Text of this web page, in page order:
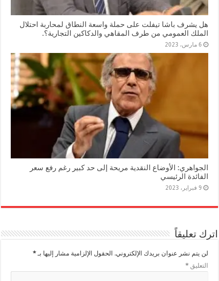
هل يشرف باشا تيفلت على حملة واسعة النطاق لمحاربة احتلال
الملك العمومي من طرف المقاهي والدكاكين التجارية؟.
6 مارس، 2023
الجواهري: الأوضاع النقدية مريحة إلى حد كبير رغم رفع سعر
الفائدة الرئيسي
9 فبراير، 2023
اترك تعليقاً
لن يتم نشر عنوان بريدك الإلكتروني. الحقول الإلزامية مشار إليها بـ*
التعليق*